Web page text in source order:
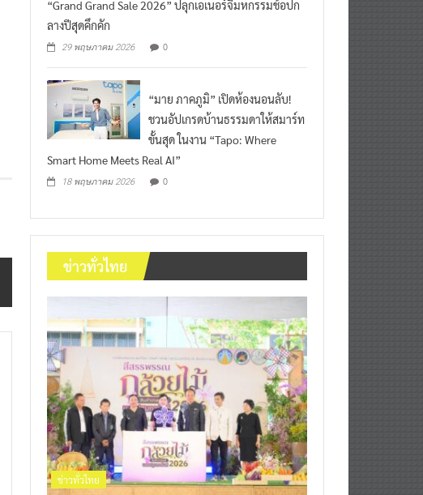
“Grand Grand Sale 2026” ปลุกเอเนอร์จี้มหกรรมช้อปก
ลางปีสุดคึกคัก
29 พฤษภาคม 2026 0
“มาย ภาคภูมิ” เปิดห้องนอนลับ!
ชวนอัปเกรดบ้านธรรมดาให้สมาร์ท
ขั้นสุด ในงาน “Tapo: Where
Smart Home Meets Real AI”
18 พฤษภาคม 2026 0
ข่าวทั่วไทย
ข่าวทั่วไทย